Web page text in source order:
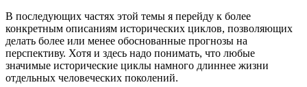
В последующих частях этой темы я перейду к более
конкретным описаниям исторических циклов, позволяющих
делать более или менее обоснованные прогнозы на
перспективу. Хотя и здесь надо понимать, что любые
значимые исторические циклы намного длиннее жизни
отдельных человеческих поколений.